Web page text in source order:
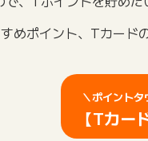
めポイント、Tカード
＼ポイント
【Tカー